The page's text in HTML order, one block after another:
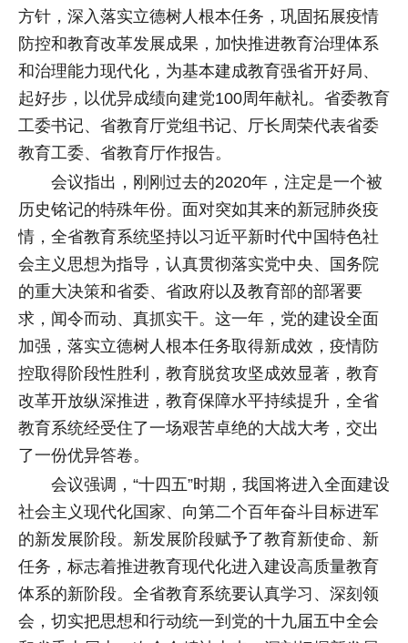
方针，深入落实立德树人根本任务，巩固拓展疫情
防控和教育改革发展成果，加快推进教育治理体系
和治理能力现代化，为基本建成教育强省开好局、
起好步，以优异成绩向建党100周年献礼。省委教育
工委书记、省教育厅党组书记、厅长周荣代表省委
教育工委、省教育厅作报告。
会议指出，刚刚过去的2020年，注定是一个被
历史铭记的特殊年份。面对突如其来的新冠肺炎疫
情，全省教育系统坚持以习近平新时代中国特色社
会主义思想为指导，认真贯彻落实党中央、国务院
的重大决策和省委、省政府以及教育部的部署要
求，闻令而动、真抓实干。这一年，党的建设全面
加强，落实立德树人根本任务取得新成效，疫情防
控取得阶段性胜利，教育脱贫攻坚成效显著，教育
改革开放纵深推进，教育保障水平持续提升，全省
教育系统经受住了一场艰苦卓绝的大战大考，交出
了一份优异答卷。
会议强调，“十四五”时期，我国将进入全面建设
社会主义现代化国家、向第二个百年奋斗目标进军
的新发展阶段。新发展阶段赋予了教育新使命、新
任务，标志着推进教育现代化进入建设高质量教育
体系的新阶段。全省教育系统要认真学习、深刻领
会，切实把思想和行动统一到党的十九届五中全会